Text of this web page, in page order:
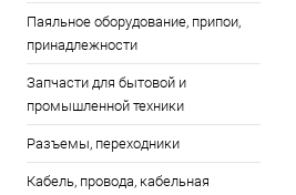
Паяльное оборудование, припои,
принадлежности
Запчасти для бытовой и
промышленной техники
Разъемы, переходники
Кабель, провода, кабельная